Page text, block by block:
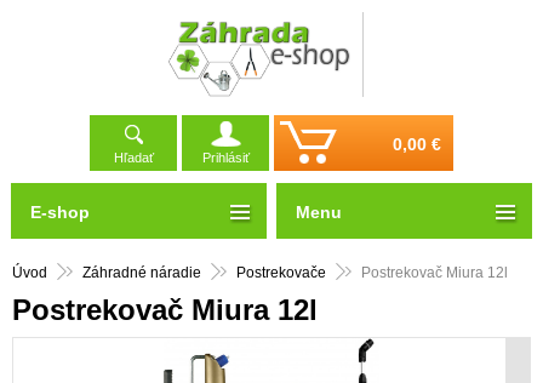
Hľadať Prihlásiť
0,00 €
Úvod Záhradné náradie Postrekovače Postrekovač Miura 12l
Postrekovač Miura 12l
E-shop Menu